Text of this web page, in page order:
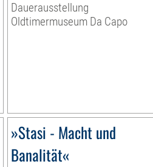
Dauerausstellung
Oldtimermuseum Da Capo
»Stasi - Macht und
Banalität«